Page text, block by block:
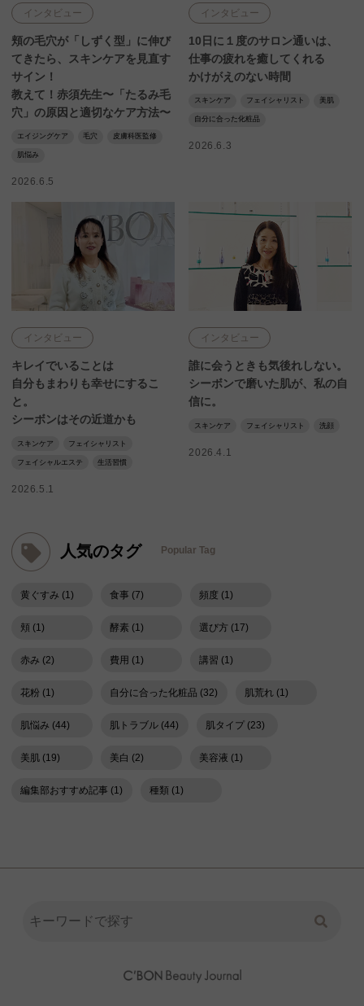
インタビュー
頬の毛穴が「しずく型」に伸び
てきたら、スキンケアを見直す
サイン！
教えて！赤須先生〜「たるみ毛
穴」の原因と適切なケア方法〜
エイジングケア 毛穴 皮膚科医監修
肌悩み
2026.6.5
インタビュー
10日に１度のサロン通いは、
仕事の疲れを癒してくれる
かけがえのない時間
スキンケア フェイシャリスト 美肌
自分に合った化粧品
2026.6.3
インタビュー
キレイでいることは
自分もまわりも幸せにするこ
と。
シーボンはその近道かも
スキンケア フェイシャリスト
フェイシャルエステ 生活習慣
2026.5.1
インタビュー
誰に会うときも気後れしない。
シーボンで磨いた肌が、私の自
信に。
スキンケア フェイシャリスト 洗顔
2026.4.1
人気のタグ Popular Tag
黄ぐすみ (1) 食事 (7) 頻度 (1)
頬 (1) 酵素 (1) 選び方 (17)
赤み (2) 費用 (1) 講習 (1)
花粉 (1) 自分に合った化粧品 (32) 肌荒れ (1)
肌悩み (44) 肌トラブル (44) 肌タイプ (23)
美肌 (19) 美白 (2) 美容液 (1)
編集部おすすめ記事 (1) 種類 (1)